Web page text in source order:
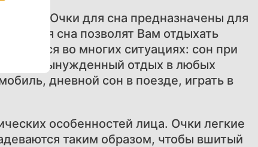
Очки для сна предназначены для
для сна позволят Вам отдыхать
во многих ситуациях: сон при
(вынужденный отдых в любых
дневной сон в поезде, играть в
особенностей лица. Очки легкие
таким образом, чтобы вшитый